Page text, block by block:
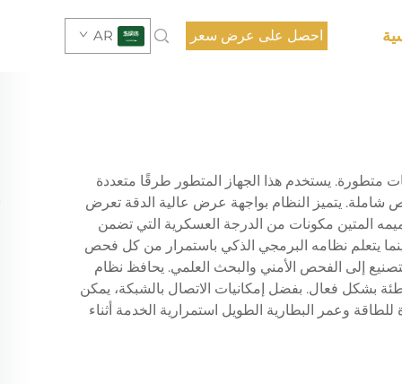
احصل على عرض سعر AR
متطورة. يستخدم هذا الجهاز المتطور طرقًا متعددة
شاملة. يتميز النظام بواجهة عرض عالية الدقة تعرض
المتين مكونات من الدرجة العسكرية التي تضمن
يتعلم نظامه البرمجي الذكي باستمرار من كل فحص
إلى الفحص الأمني والبحث العلمي. يحافظ نظام
بشكل فعال. بفضل إمكانيات الاتصال بالشبكة، يمكن
وعمر البطارية الطويل استمرارية الخدمة أثناء